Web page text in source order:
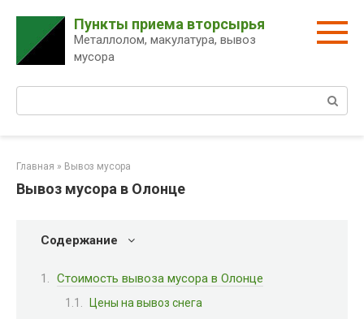
контенту
Пункты приема вторсырья
Металлолом, макулатура, вывоз
мусора
Главная » Вывоз мусора
Вывоз мусора в Олонце
Содержание
Стоимость вывоза мусора в Олонце
Цены на вывоз снега